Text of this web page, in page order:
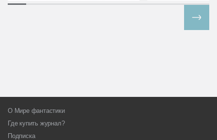
О Мире фантастики
Где купить журнал?
Подписка